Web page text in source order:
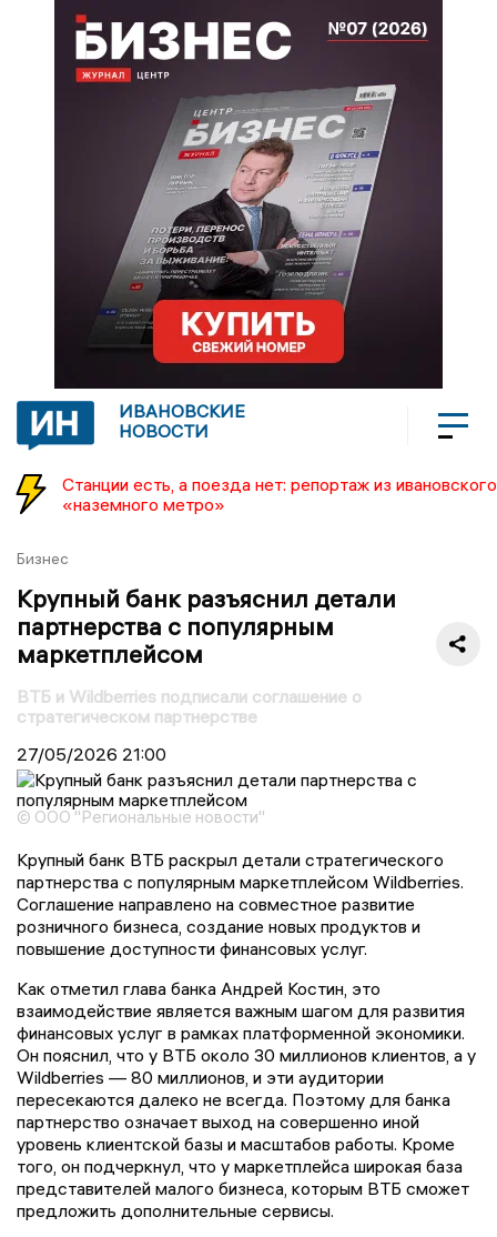
ИВАНОВСКИЕ
НОВОСТИ
Станции есть, а поезда нет: репортаж из ивановского
«наземного метро»
Бизнес
Крупный банк разъяснил детали
партнерства с популярным
маркетплейсом
ВТБ и Wildberries подписали соглашение о
стратегическом партнерстве
27/05/2026 21:00
© ООО "Региональные новости"
Крупный банк ВТБ раскрыл детали стратегического
партнерства с популярным маркетплейсом Wildberries.
Соглашение направлено на совместное развитие
розничного бизнеса, создание новых продуктов и
повышение доступности финансовых услуг.
Как отметил глава банка Андрей Костин, это
взаимодействие является важным шагом для развития
финансовых услуг в рамках платформенной экономики.
Он пояснил, что у ВТБ около 30 миллионов клиентов, а у
Wildberries — 80 миллионов, и эти аудитории
пересекаются далеко не всегда. Поэтому для банка
партнерство означает выход на совершенно иной
уровень клиентской базы и масштабов работы. Кроме
того, он подчеркнул, что у маркетплейса широкая база
представителей малого бизнеса, которым ВТБ сможет
предложить дополнительные сервисы.